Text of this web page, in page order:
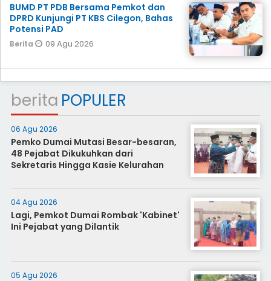
BUMD PT PDB Bersama Pemkot dan
DPRD Kunjungi PT KBS Cilegon, Bahas
Potensi PAD
Berita 09 Agu 2026
berita POPULER
06 Agu 2026
Pemko Dumai Mutasi Besar-besaran,
48 Pejabat Dikukuhkan dari
Sekretaris Hingga Kasie Kelurahan
04 Agu 2026
Lagi, Pemkot Dumai Rombak 'Kabinet'
Ini Pejabat yang Dilantik
05 Agu 2026